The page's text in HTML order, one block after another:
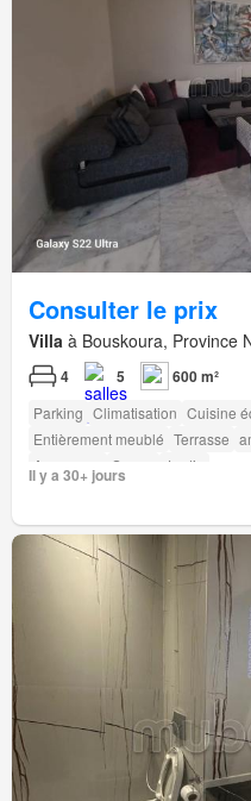
Consulter le prix
Villa à Bouskoura, Province
4 5 600 m²
Parking Climatisation Cuisine
Entièrement meublé Terrasse
Ascenseur
Sauna Jardin
Il y a 30+ jours